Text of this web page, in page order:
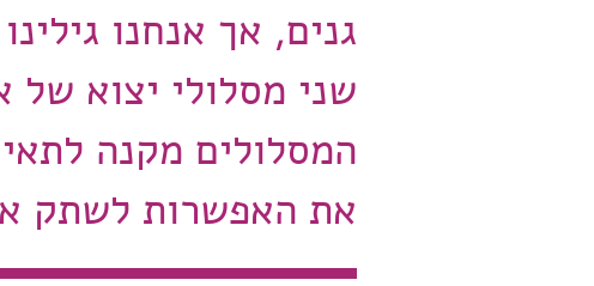
גנים, אך אנחנו
שני מסלולי יצוא של
המסלולים מקנה
את האפשרות לשתק